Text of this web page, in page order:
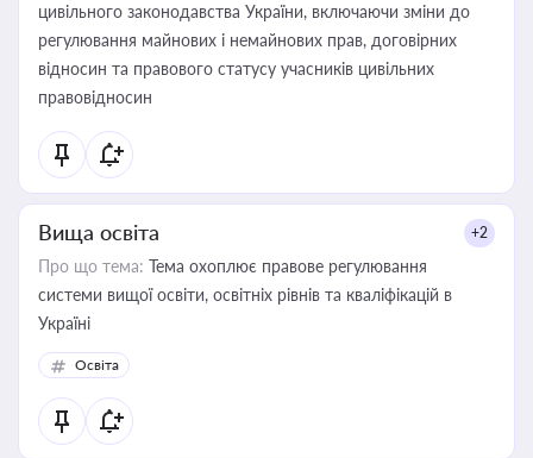
цивільного законодавства України, включаючи зміни до
регулювання майнових і немайнових прав, договірних
відносин та правового статусу учасників цивільних
правовідносин
Вища освіта +2
Про що тема: Тема охоплює правове регулювання
системи вищої освіти, освітніх рівнів та кваліфікацій в
Україні
Освіта